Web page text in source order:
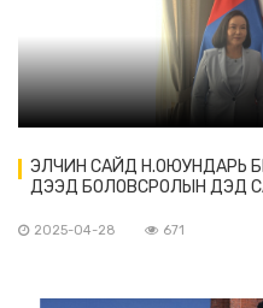
ЭЛЧИН САЙД Н.ОЮУНДАРЬ
ДЭЭД БОЛОВСРОЛЫН ДЭД
2025-04-28 671